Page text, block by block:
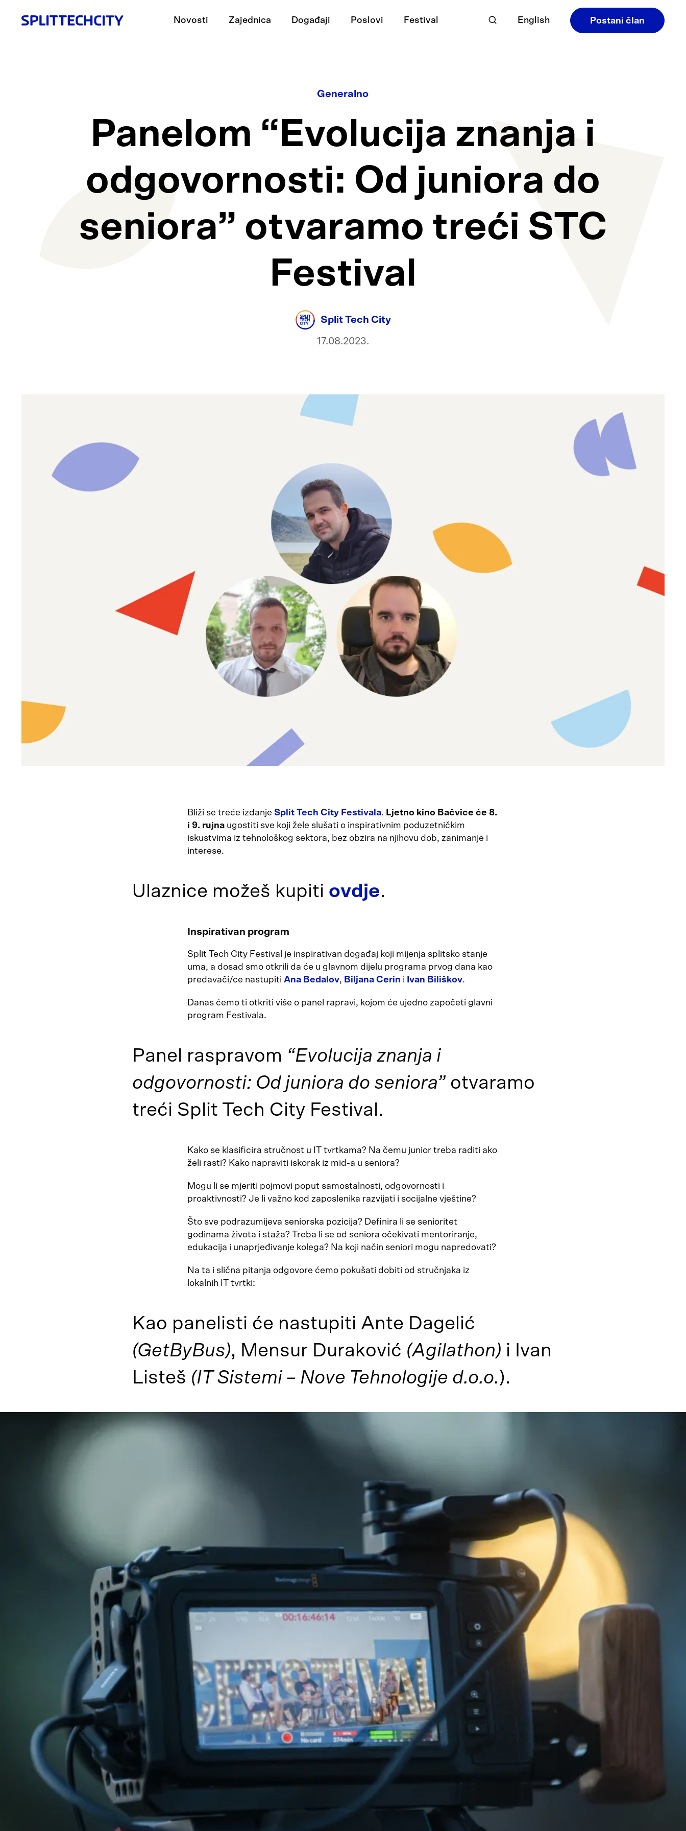
Novosti Zajednica Događaji Poslovi Festival English Postani član
Generalno
Panelom “Evolucija znanja i
odgovornosti: Od juniora do
seniora” otvaramo treći STC
Festival
Split Tech City
17.08.2023.
Bliži se treće izdanje Split Tech City Festivala. Ljetno kino Bačvice će 8.
i 9. rujna ugostiti sve koji žele slušati o inspirativnim poduzetničkim
iskustvima iz tehnološkog sektora, bez obzira na njihovu dob, zanimanje i
interese.
Ulaznice možeš kupiti ovdje.
Inspirativan program
Split Tech City Festival je inspirativan događaj koji mijenja splitsko stanje
uma, a dosad smo otkrili da će u glavnom dijelu programa prvog dana kao
predavači/ce nastupiti Ana Bedalov, Biljana Cerin i Ivan Biliškov.
Danas ćemo ti otkriti više o panel rapravi, kojom će ujedno započeti glavni
program Festivala.
Panel raspravom “Evolucija znanja i
odgovornosti: Od juniora do seniora”otvaramo
treći Split Tech City Festival.
Kako se klasificira stručnost u IT tvrtkama? Na čemu junior treba raditi ako
želi rasti? Kako napraviti iskorak iz mid-a u seniora?
Mogu li se mjeriti pojmovi poput samostalnosti, odgovornosti i
proaktivnosti? Je li važno kod zaposlenika razvijati i socijalne vještine?
Što sve podrazumijeva seniorska pozicija? Definira li se senioritet
godinama života i staža? Treba li se od seniora očekivati mentoriranje,
edukacija i unaprjeđivanje kolega? Na koji način seniori mogu napredovati?
Na ta i slična pitanja odgovore ćemo pokušati dobiti od stručnjaka iz
lokalnih IT tvrtki:
Kao panelisti će nastupiti Ante Dagelić
(GetByBus), Mensur Duraković (Agilathon) i Ivan
Listeš (IT Sistemi – Nove Tehnologije d.o.o.).